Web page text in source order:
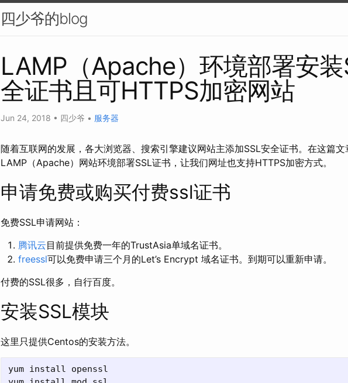
四少爷的blog
LAMP（Apache）环境部署安
全证书且可HTTPS加密网站
Jun 24, 2018 • 四少爷 • 服务器
随着互联网的发展，各大浏览器、搜索引擎建议网站主添加SSL安全证书。在这篇
LAMP（Apache）网站环境部署SSL证书，让我们网址也支持HTTPS加密方式。
申请免费或购买付费ssl证书
免费SSL申请网站：
腾讯云目前提供免费一年的TrustAsia单域名证书。
freessl可以免费申请三个月的Let’s Encrypt 域名证书。到期可以重新申请。
付费的SSL很多，自行百度。
安装SSL模块
这里只提供Centos的安装方法。
yum install openssl